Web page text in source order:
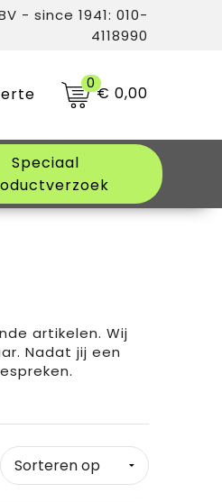
- since 1941: 010-
4118990
0€ 0,00
Speciaal
artikelen. Wij
Nadat jij een